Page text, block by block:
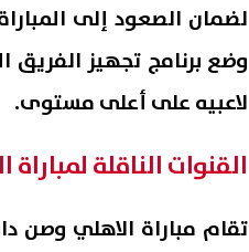
لضمان الصعود إلى
وضع برنامج تجهيز الفريق
لاعبيه على أعلى مستوى.
القنوات الناقلة
تقام مباراة الاهلي وصن